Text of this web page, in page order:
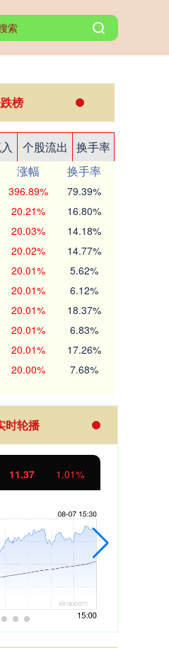
榜
个股流出
换手率
涨幅
换手率
396.89% 79.39%
20.21% 16.80%
20.03% 14.18%
20.02% 14.77%
20.01% 5.62%
20.01% 6.12%
20.01% 18.37%
20.01% 6.83%
20.01% 17.26%
20.00% 7.68%
时轮播
11.37 1.01%